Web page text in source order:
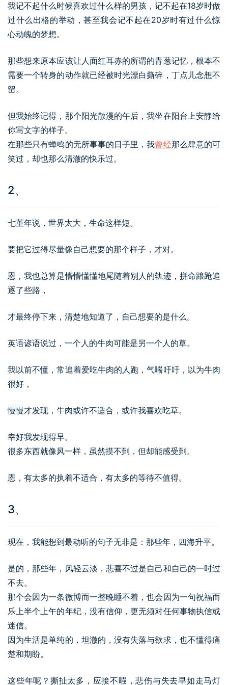
我记不起什么时候喜欢过什么样的男孩，记不起在18岁时做
过什么出格的举动，甚至我会记不起在20岁时有过什么惊
心动魄的梦想。
那些想来原本应该让人面红耳赤的所谓的青葱记忆，根本不
需要一个转身的动作就已经被时光漂白撕碎，丁点儿念想不
留。
但我始终记得，那个阳光散漫的午后，我坐在阳台上安静给
你写文字的样子。
在那些只有蝉鸣的无所事事的日子里，我曾经那么肆意的可
笑过，却也那么清澈的快乐过。
2、
七堇年说，世界太大，生命这样短。
要把它过得尽量像自己想要的那个样子，才对。
恩，我也总算是懵懵懂懂地尾随着别人的轨迹，拼命踉跄追
逐了些路，
才最终停下来，清楚地知道了，自己想要的是什么。
英语谚语说过，一个人的牛肉可能是另一个人的草。
我以前不懂，常追着爱吃牛肉的人跑，气喘吁吁，以为牛肉
很好，
慢慢才发现，牛肉或许不适合，或许我喜欢吃草。
幸好我发现得早。
很多东西就像风一样，虽然摸不到，但却能感受到。
恩，有太多的执着不适合，有太多的等待不值得。
3、
现在，我能想到最动听的句子无非是：那些年，四海升平。
是的，那些年，风轻云淡，悲喜不过是自己和自己的一时过
不去。
那个会因为一条微博而一整晚睡不着，也会因为一句祝福而
乐上半个上午的年纪，没有信仰，更无须对任何事物执信或
迷信。
因为生活是单纯的，坦澈的，没有失落与欲求，也不懂得痛
楚和期盼。
这些年呢？撕扯太多，应接不暇，悲伤与失去早如走马灯